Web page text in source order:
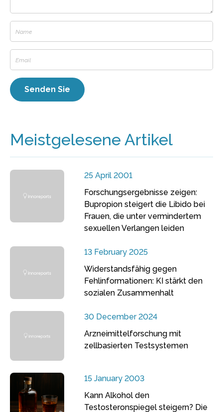
Meistgelesene Artikel
25 April 2001
Forschungsergebnisse zeigen:
Bupropion steigert die Libido bei
Frauen, die unter vermindertem
sexuellen Verlangen leiden
13 February 2025
Widerstandsfähig gegen
Fehlinformationen: KI stärkt den
sozialen Zusammenhalt
30 December 2024
Arzneimittelforschung mit
zellbasierten Testsystemen
15 January 2003
Kann Alkohol den
Testosteronspiegel steigern? Die